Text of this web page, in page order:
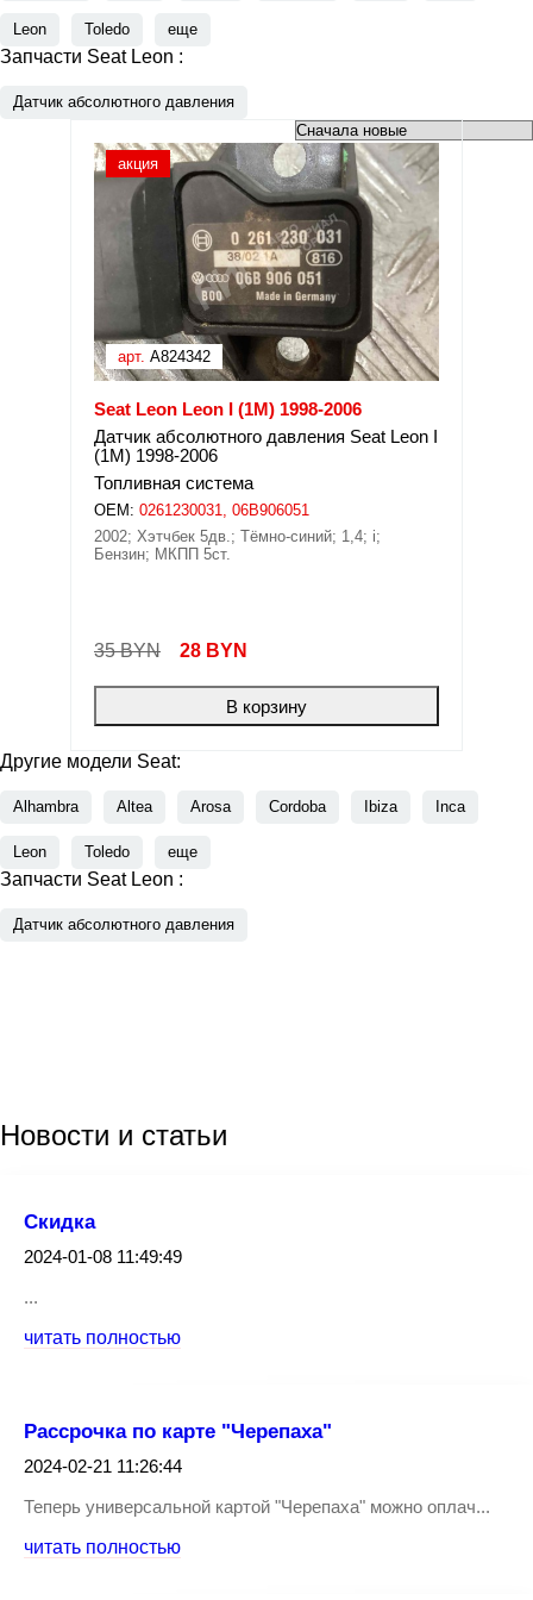
Leon Toledo еще
Запчасти Seat Leon :
Датчик абсолютного давления
акция
арт. A824342
Seat Leon Leon I (1M) 1998-2006
Датчик абсолютного давления Seat Leon I
(1M) 1998-2006
Топливная система
OEM: 0261230031, 06B906051
2002; Хэтчбек 5дв.; Тёмно-синий; 1,4; i;
Бензин; МКПП 5ст.
35 BYN 28 BYN
В корзину
Другие модели Seat:
Alhambra Altea Arosa Cordoba Ibiza Inca
Leon Toledo еще
Запчасти Seat Leon :
Датчик абсолютного давления
Новости и статьи
Скидка
2024-01-08 11:49:49
...
читать полностью
Рассрочка по карте "Черепаха"
2024-02-21 11:26:44
Теперь универсальной картой "Черепаха" можно оплач...
читать полностью